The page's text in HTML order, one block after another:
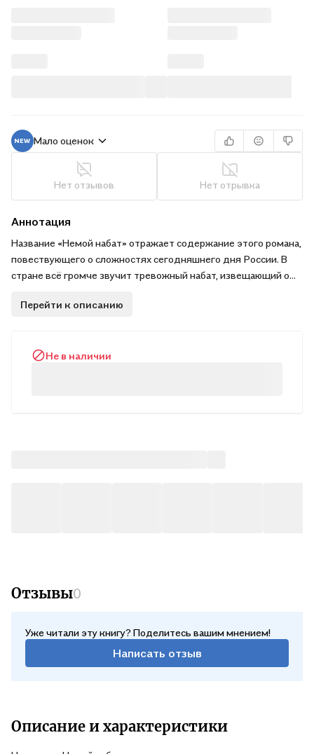
Мало оценок
Нет отзывов Нет отрывка
Аннотация
Название «Немой набат» отражает содержание этого романа,
повествующего о сложностях сегодняшнего дня России. В
стране всё громче звучит тревожный набат, извещающий о
экономического курса, при котором богатые становятся
может завершиться противостояние народа и власти — вот
Перейти к описанию
Не в наличии
Отзывы0
Уже читали эту книгу? Поделитесь вашим мнением!
Написать отзыв
Описание и характеристики